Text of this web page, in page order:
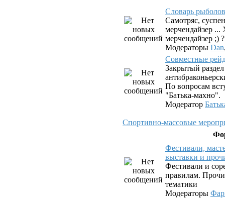
Словарь
Самотряс,
мерчендайзер ...
мерчендайзер ;) ?
Модераторы Dan
Совместные
Закрытый
По вопросам
"Батька-махно".
Модератор
Спортивно-массовые
Фестивали,
выставки и
Фестивали и
правилам.
тематики
Модераторы